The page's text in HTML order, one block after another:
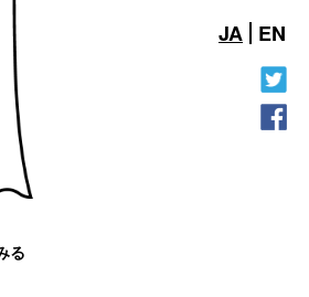
JA EN
る